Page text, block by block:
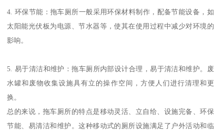
4. 环保节能：拖车厕所一般采用环保材料制作，配备节能设备，如
太阳能光伏板为电源、节水器等，使其在使用过程中减少对环境的
影响。
5. 易于清洁和维护：拖车厕所内部设计合理，易于清洁和维护。废
水罐和废物收集设施具有立的操作空间，方便人们进行清理和更
换。
总的来说，拖车厕所的特点是移动灵活、立自给、设施完备、环保
节能、易清洁和维护。这种移动式的厕所设施满足了户外活动和临